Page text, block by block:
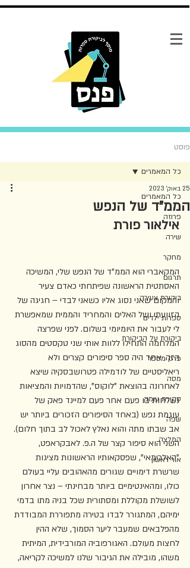
פוסט
כל המאמרים
פרוזה
שירה
מחקר
תרגום
ביקורת צעירה
ספרות ילדים
ביקורת על הביקורת
פרק מספר
מסה
סקירת עומק
שפה
המלצה
אור ראשון
כל המאמרים
הממ"ד של הנפש
25 באוק׳ 2023
אילאור פורת
המקאברי הוא הממ"ד של הנפש שלי, המשיכה
האסתטית הראשונה שפיתחתי כאדם צעיר
והמקום שאני נסוג אליו כשאני לבדי – חגיגה של
הזוועתי ושל האלים והמחריד והממית שמאפשרת
לי לעבור את היומיומי בשלום. לפני שפרצה
המלחמה התחילו ללוות אותי שני טקסטים מהסוג
הזה. אחד היה ספר סיפורים קצרים ולא
ריאליסטיים של לודמילה פטרושבסקיה שיצא
לאחרונה בהוצאת "לוקוס", שהדמויות והמציאות
נשלחות בו פעם אחר פעם למיינד פאק של
עוגמת נפש (באחד הסיפורים הזכורים ביותר יש
אב שבתו מתה והוא נאלץ לאכול לב בתוך חלום).
השני הוא סיפור קצר של ה.פ. לאבקראפט,
"האלכימאי", שפסקאותיו הראשונות מציגות
שרשרת דימויים שגורים מהאהובים עליי בעולם
כולו, ומהאינטימיים ביותר מבחינתי – נצר אחרון
לשושלת מקוללת ומסתורית שכל בניה מתו בדמי
ימיהם, המתגורר לבדו בטירה מתפוררת המבודדת
מהפלבאים שמעבר ליער הסמוך, שלא ההין
לחצות מעולם. האגורפוביה המורבידית, המיתית
משהו, מובילה את הגיבור שלנו למשיכה לקריאה,